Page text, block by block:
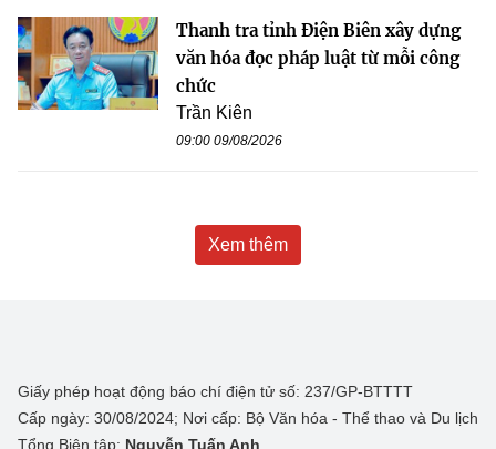
Thanh tra tỉnh Điện Biên xây dựng
văn hóa đọc pháp luật từ mỗi công
chức
Trần Kiên
09:00 09/08/2026
Xem thêm
Giấy phép hoạt động báo chí điện tử số: 237/GP-BTTTT
Cấp ngày: 30/08/2024; Nơi cấp: Bộ Văn hóa - Thể thao và Du lịch
Tổng Biên tập: Nguyễn Tuấn Anh